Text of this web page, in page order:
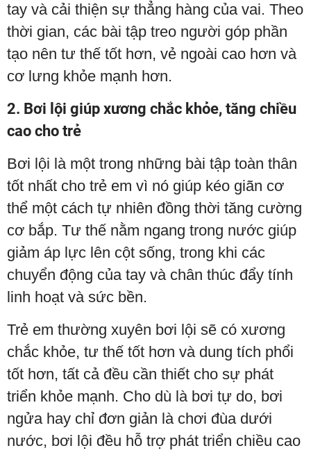
tay và cải thiện sự thẳng hàng của vai. Theo
thời gian, các bài tập treo người góp phần
tạo nên tư thế tốt hơn, vẻ ngoài cao hơn và
cơ lưng khỏe mạnh hơn.
2. Bơi lội giúp xương chắc khỏe, tăng chiều
cao cho trẻ
Bơi lội là một trong những bài tập toàn thân
tốt nhất cho trẻ em vì nó giúp kéo giãn cơ
thể một cách tự nhiên đồng thời tăng cường
cơ bắp. Tư thế nằm ngang trong nước giúp
giảm áp lực lên cột sống, trong khi các
chuyển động của tay và chân thúc đẩy tính
linh hoạt và sức bền.
Trẻ em thường xuyên bơi lội sẽ có xương
chắc khỏe, tư thế tốt hơn và dung tích phổi
tốt hơn, tất cả đều cần thiết cho sự phát
triển khỏe mạnh. Cho dù là bơi tự do, bơi
ngửa hay chỉ đơn giản là chơi đùa dưới
nước, bơi lội đều hỗ trợ phát triển chiều cao